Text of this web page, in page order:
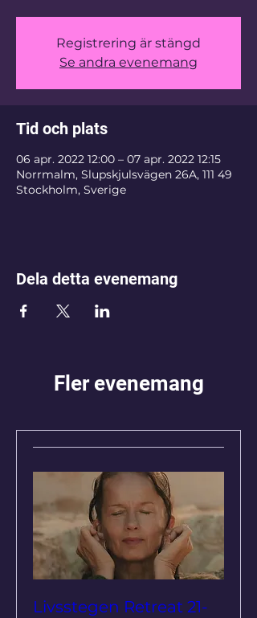
Registrering är stängd
Se andra evenemang
Tid och plats
06 apr. 2022 12:00 – 07 apr. 2022 12:15
Norrmalm, Slupskjulsvägen 26A, 111 49
Stockholm, Sverige
Dela detta evenemang
Fler evenemang
Livsstegen Retreat 21-